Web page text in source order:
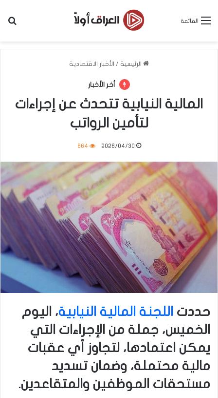
القائمة
الرئيسية / الأخبار الاقتصادية
أخر الأخبار
المالية النيابية تتحدث عن إجراءات
لتأمين الرواتب
2026/04/30
664
حددت اللجنة المالية النيابية، اليوم
الخميس، جملة من الإجراءات التي
يمكن اعتمادها، لتجاوز أي عقبات
مالية محتملة، وضمان تسديد
مستحقات الموظفين والمتقاعدين.